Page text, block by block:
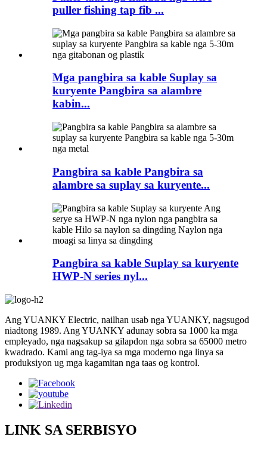
puller fishing tap fib ...
Mga pangbira sa kable Suplay sa
kuryente Pangbira sa alambre
kabin...
Pangbira sa kable Pangbira sa
alambre sa suplay sa kuryente...
Pangbira sa kable Suplay sa kuryente
HWP-N series nyl...
Ang YUANKY Electric, nailhan usab nga YUANKY, nagsugod
niadtong 1989. Ang YUANKY adunay sobra sa 1000 ka mga
empleyado, nga nagsakup sa gilapdon nga sobra sa 65000 metro
kwadrado. Kami ang tag-iya sa mga moderno nga linya sa
produksiyon ug mga kagamitan nga taas og kontrol.
LINK SA SERBISYO